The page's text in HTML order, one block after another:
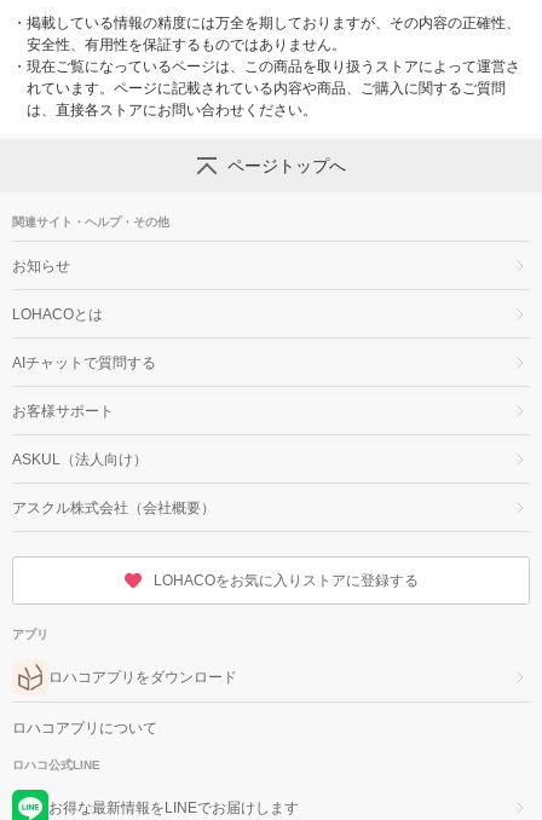
・ 掲載している情報の精度には万全を期しておりますが、その内容の正確性、
安全性、有用性を保証するものではありません。
・ 現在ご覧になっているページは、この商品を取り扱うストアによって運営さ
れています。ページに記載されている内容や商品、ご購入に関するご質問
は、直接各ストアにお問い合わせください。
ページトップへ
関連サイト・ヘルプ・その他
お知らせ
LOHACOとは
AIチャットで質問する
お客様サポート
ASKUL（法人向け）
アスクル株式会社（会社概要）
LOHACOをお気に入りストアに登録する
アプリ
ロハコアプリをダウンロード
ロハコアプリについて
ロハコ公式LINE
お得な最新情報をLINEでお届けします